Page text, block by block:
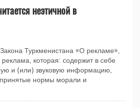
неэтичной в
Туркменистана «О рекламе»,
реклама, которая: содержит в себе
и (или) звуковую информацию,
нормы морали и